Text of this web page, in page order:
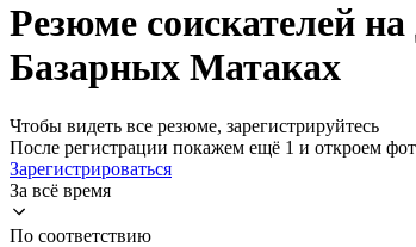
Резюме соискателей
Базарных Матаках
Чтобы видеть все резюме, зарегистрируйтесь
После регистрации покажем ещё 1 и откроем
Зарегистрироваться
За всё время
По соответствию